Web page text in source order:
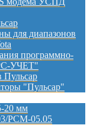
для диапазонов
программно-
УЧЕТ"
Пульсар
"Пульсар"
20 мм
РСМ-05.05